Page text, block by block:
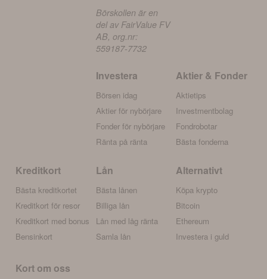
Börskollen är en
del av FairValue FV
AB, org.nr:
559187-7732
Investera
Börsen idag
Aktier för nybörjare
Fonder för nybörjare
Ränta på ränta
Aktier & Fonder
Aktietips
Investmentbolag
Fondrobotar
Bästa fonderna
Kreditkort
Bästa kreditkortet
Kreditkort för resor
Kreditkort med bonus
Bensinkort
Lån
Bästa lånen
Billiga lån
Lån med låg ränta
Samla lån
Alternativt
Köpa krypto
Bitcoin
Ethereum
Investera i guld
Kort om oss